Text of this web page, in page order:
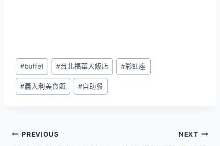
Post
Tags:
#buffet #台北福華大飯店 #彩虹座
#義大利美食節 #自助餐
文PREVIOUS NEXT